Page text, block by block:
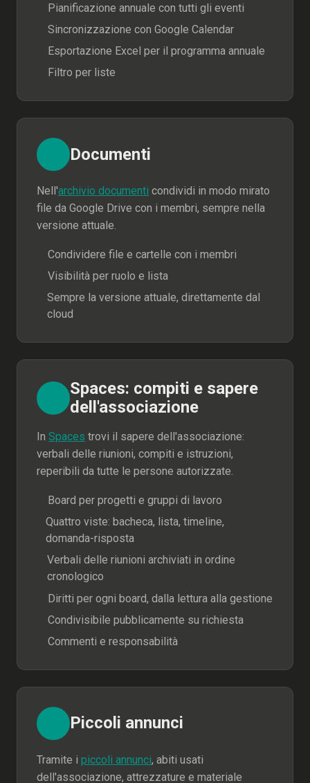
Pianificazione annuale con tutti gli eventi
Sincronizzazione con Google Calendar
Esportazione Excel per il programma annuale
Filtro per liste
Documenti
Nell'archivio documenti condividi in modo mirato
file da Google Drive con i membri, sempre nella
versione attuale.
Condividere file e cartelle con i membri
Visibilità per ruolo e lista
Sempre la versione attuale, direttamente dal
cloud
Spaces: compiti e sapere
dell'associazione
In Spaces trovi il sapere dell'associazione:
verbali delle riunioni, compiti e istruzioni,
reperibili da tutte le persone autorizzate.
Board per progetti e gruppi di lavoro
Quattro viste: bacheca, lista, timeline,
domanda-risposta
Verbali delle riunioni archiviati in ordine
cronologico
Diritti per ogni board, dalla lettura alla gestione
Condivisibile pubblicamente su richiesta
Commenti e responsabilità
Piccoli annunci
Tramite i piccoli annunci, abiti usati
dell'associazione, attrezzature e materiale